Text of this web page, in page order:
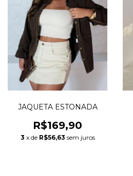
JAQUETA ESTONADA
R$169,90
3 x de R$56,63 sem juros